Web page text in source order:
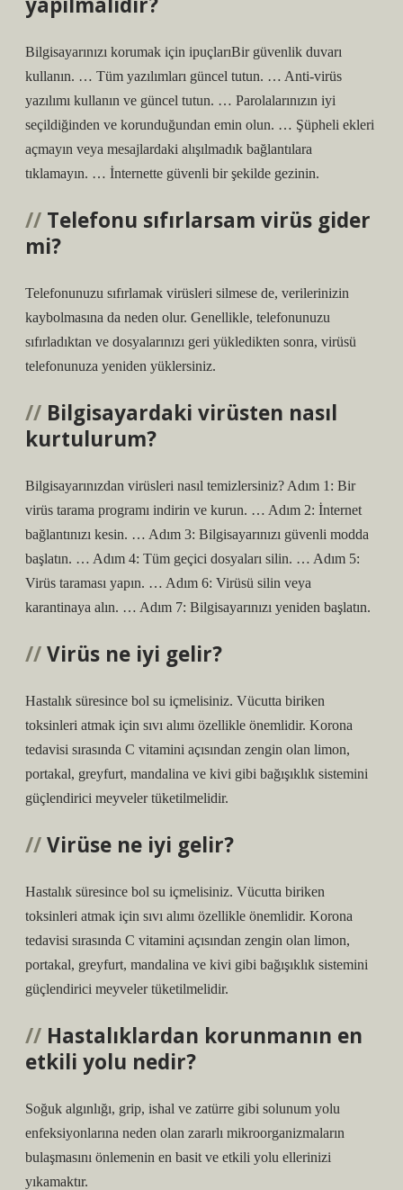
Bilgisayarınızı korumak için ipuçlarıBir güvenlik duvarı
kullanın. … Tüm yazılımları güncel tutun. … Anti-virüs
yazılımı kullanın ve güncel tutun. … Parolalarınızın iyi
seçildiğinden ve korunduğundan emin olun. … Şüpheli ekleri
açmayın veya mesajlardaki alışılmadık bağlantılara
tıklamayın. … İnternette güvenli bir şekilde gezinin.
Telefonu sıfırlarsam virüs gider
mi?
Telefonunuzu sıfırlamak virüsleri silmese de, verilerinizin
kaybolmasına da neden olur. Genellikle, telefonunuzu
sıfırladıktan ve dosyalarınızı geri yükledikten sonra, virüsü
telefonunuza yeniden yüklersiniz.
Bilgisayardaki virüsten nasıl
kurtulurum?
Bilgisayarınızdan virüsleri nasıl temizlersiniz? Adım 1: Bir
virüs tarama programı indirin ve kurun. … Adım 2: İnternet
bağlantınızı kesin. … Adım 3: Bilgisayarınızı güvenli modda
başlatın. … Adım 4: Tüm geçici dosyaları silin. … Adım 5:
Virüs taraması yapın. … Adım 6: Virüsü silin veya
karantinaya alın. … Adım 7: Bilgisayarınızı yeniden başlatın.
Virüs ne iyi gelir?
Hastalık süresince bol su içmelisiniz. Vücutta biriken
toksinleri atmak için sıvı alımı özellikle önemlidir. Korona
tedavisi sırasında C vitamini açısından zengin olan limon,
portakal, greyfurt, mandalina ve kivi gibi bağışıklık sistemini
güçlendirici meyveler tüketilmelidir.
Virüse ne iyi gelir?
Hastalık süresince bol su içmelisiniz. Vücutta biriken
toksinleri atmak için sıvı alımı özellikle önemlidir. Korona
tedavisi sırasında C vitamini açısından zengin olan limon,
portakal, greyfurt, mandalina ve kivi gibi bağışıklık sistemini
güçlendirici meyveler tüketilmelidir.
Hastalıklardan korunmanın en
etkili yolu nedir?
Soğuk algınlığı, grip, ishal ve zatürre gibi solunum yolu
enfeksiyonlarına neden olan zararlı mikroorganizmaların
bulaşmasını önlemenin en basit ve etkili yolu ellerinizi
yıkamaktır.